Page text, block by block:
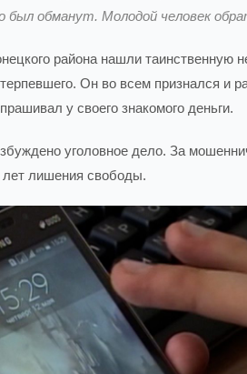
был обманут. Молодой человек
района нашли таинственную
Он во всем признался и
у своего знакомого деньги.
уголовное дело. За
лет лишения свободы.